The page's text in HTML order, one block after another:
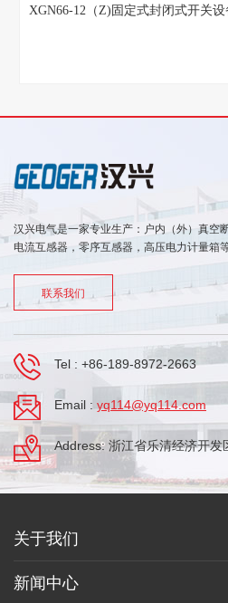
KYN28-12系列铠装中置式金属封
汉兴电气是一家专业生产：户内（外）真空
电流互感器，零序互感器，高压电力计量箱
联系我们
Tel : +86-189-8972-2663
Email : yq114@yq114.com
Address: 浙江省乐清经济开发
关于我们
新闻中心